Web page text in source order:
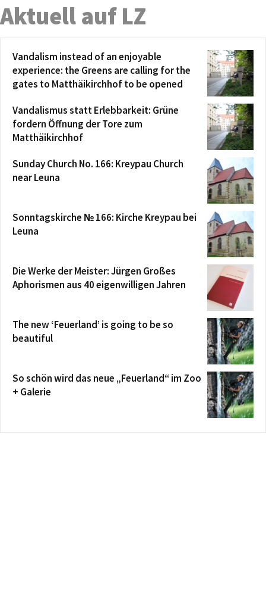
Aktuell auf LZ
Vandalism instead of an enjoyable
experience: the Greens are calling for the
gates to Matthäikirchhof to be opened
Vandalismus statt Erlebbarkeit: Grüne
fordern Öffnung der Tore zum
Matthäikirchhof
Sunday Church No. 166: Kreypau Church
near Leuna
Sonntagskirche № 166: Kirche Kreypau bei
Leuna
Die Werke der Meister: Jürgen Großes
Aphorismen aus 40 eigenwilligen Jahren
The new ‘Feuerland’ is going to be so
beautiful
So schön wird das neue „Feuerland“ im Zoo
+ Galerie